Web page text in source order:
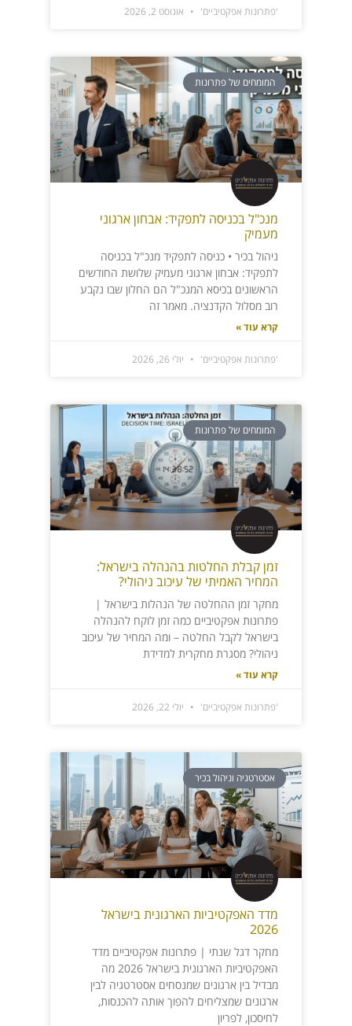
'פתרונות אפקטיביים' אוגוסט 2, 2026
המומחים של פתרונות
מנכ"ל בכניסה לתפקיד: אבחון ארגוני
מעמיק
ניהול בכיר • כניסה לתפקיד מנכ"ל בכניסה
לתפקיד: אבחון ארגוני מעמיק שלושת החודשים
הראשונים בכיסא המנכ"ל הם החלון שבו נקבע
רוב מסלול הקדנציה. מאמר זה
קרא עוד »
'פתרונות אפקטיביים' יולי 26, 2026
המומחים של פתרונות
זמן קבלת החלטות בהנהלה בישראל:
המחיר האמיתי של עיכוב ניהולי?
מחקר זמן ההחלטה של הנהלות בישראל |
פתרונות אפקטיביים כמה זמן לוקח להנהלה
בישראל לקבל החלטה – ומה המחיר של עיכוב
ניהולי? מסגרת מחקרית למדידת
קרא עוד »
'פתרונות אפקטיביים' יולי 22, 2026
אסטרטגיה וניהול בכיר
מדד האפקטיביות הארגונית בישראל
2026
מחקר דגל שנתי | פתרונות אפקטיביים מדד
האפקטיביות הארגונית בישראל 2026 מה
מבדיל בין ארגונים שמנסחים אסטרטגיה לבין
ארגונים שמצליחים להפוך אותה להכנסות,
לחיסכון, לפריון